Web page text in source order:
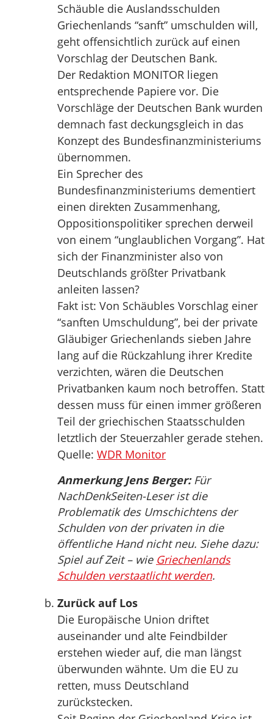
Schäuble die Auslandsschulden
Griechenlands “sanft” umschulden will,
geht offensichtlich zurück auf einen
Vorschlag der Deutschen Bank.
Der Redaktion MONITOR liegen
entsprechende Papiere vor. Die
Vorschläge der Deutschen Bank wurden
demnach fast deckungsgleich in das
Konzept des Bundesfinanzministeriums
übernommen.
Ein Sprecher des
Bundesfinanzministeriums dementiert
einen direkten Zusammenhang,
Oppositionspolitiker sprechen derweil
von einem “unglaublichen Vorgang”. Hat
sich der Finanzminister also von
Deutschlands größter Privatbank
anleiten lassen?
Fakt ist: Von Schäubles Vorschlag einer
“sanften Umschuldung”, bei der private
Gläubiger Griechenlands sieben Jahre
lang auf die Rückzahlung ihrer Kredite
verzichten, wären die Deutschen
Privatbanken kaum noch betroffen. Statt
dessen muss für einen immer größeren
Teil der griechischen Staatsschulden
letztlich der Steuerzahler gerade stehen.
Quelle: WDR Monitor
Anmerkung Jens Berger:Für
NachDenkSeiten-Leser ist die
Problematik des Umschichtens der
Schulden von der privaten in die
öffentliche Hand nicht neu. Siehe dazu:
Spiel auf Zeit – wie Griechenlands
Schulden verstaatlicht werden.
Zurück auf Los
Die Europäische Union driftet
auseinander und alte Feindbilder
erstehen wieder auf, die man längst
überwunden wähnte. Um die EU zu
retten, muss Deutschland
zurückstecken.